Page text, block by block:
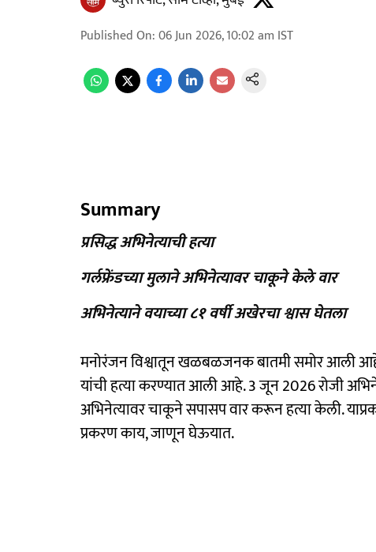
Published On:06 Jun 2026, 10:02 am IST
Summary
प्रसिद्ध अभिनेत्याची हत्या
गर्लफ्रेंडच्या मुलाने अभिनेत्यावर चाकूने केले वार
अभिनेत्याने वयाच्या ८१ वर्षी अखेरचा श्वास घेतला
मनोरंजन विश्वातून खळबळजनक बातमी समोर आली
यांची हत्या करण्यात आली आहे. 3 जून 2026 रोजी
अभिनेत्यावर चाकूने सपासप वार करून हत्या केली.
प्रकरण काय, जाणून घेऊयात.